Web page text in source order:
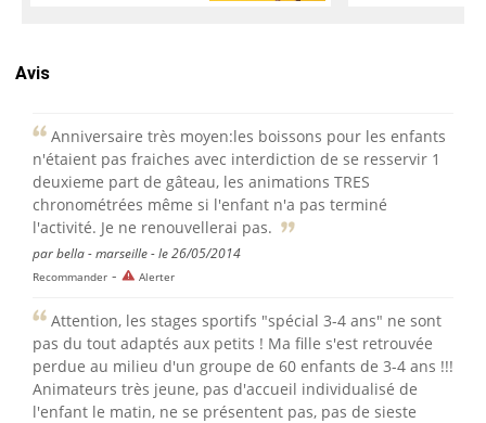
Avis
Anniversaire très moyen:les boissons pour les enfants
n'étaient pas fraiches avec interdiction de se resservir 1
deuxieme part de gâteau, les animations TRES
chronométrées même si l'enfant n'a pas terminé
l'activité. Je ne renouvellerai pas.
par bella - marseille - le 26/05/2014
Recommander - Alerter
Attention, les stages sportifs "spécial 3-4 ans" ne sont
pas du tout adaptés aux petits ! Ma fille s'est retrouvée
perdue au milieu d'un groupe de 60 enfants de 3-4 ans !!!
Animateurs très jeune, pas d'accueil individualisé de
l'enfant le matin, ne se présentent pas, pas de sieste